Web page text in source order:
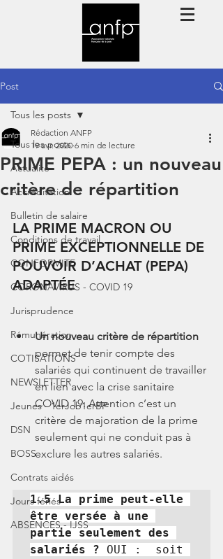
Post
Tous les posts
Actualité
Accréditation
Bulletin de salaire
Conditions de travail
CONFORMITE
CORONAVIRUS - COVID 19
Jurisprudence
Rémunération
COTISATIONS
NEWSLETTER
Jeunes - 1erJob1erBP
DSN
BOSS
Contrats aidés
Jours fériés
ABSENCES - IJSS
Tous les posts
PRIME PEPA : un nouveau
critère de répartition
Rédaction ANFP
19 avr. 2020 6 min de lecture
LA PRIME MACRON OU
PRIME EXCEPTIONNELLE DE
POUVOIR D’ACHAT (PEPA)
ADAPTÉE
Un nouveau critère de répartition
permet de tenir compte des
salariés qui continuent de travailler
en lien avec la crise sanitaire
COVID 19. Attention c’est un
critère de majoration de la prime
seulement qui ne conduit pas à
exclure les autres salariés.
1.5 La prime peut-elle
être versée à une
partie seulement des
salariés ? OUI :  soit